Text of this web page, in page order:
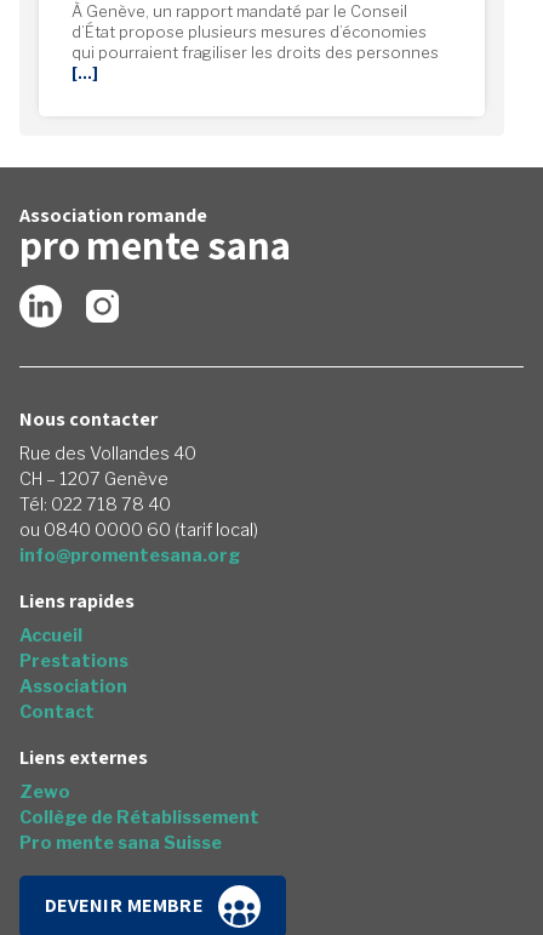
À Genève, un rapport mandaté par le Conseil
d’État propose plusieurs mesures d’économies
qui pourraient fragiliser les droits des personnes
[…]
Association romande
promentesana
Nous contacter
Rue des Vollandes 40
CH – 1207 Genève
Tél: 022 718 78 40
ou 0840 0000 60 (tarif local)
info@promentesana.org
Liens rapides
Accueil
Prestations
Association
Contact
Liens externes
Zewo
Collège de Rétablissement
Pro mente sana Suisse
DEVENIR MEMBRE